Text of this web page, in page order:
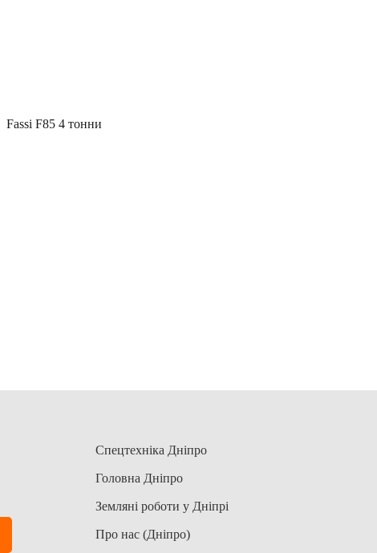
Fassi F85 4 тонни
Спецтехніка Дніпро
Головна Дніпро
Земляні роботи у Дніпрі
Про нас (Дніпро)